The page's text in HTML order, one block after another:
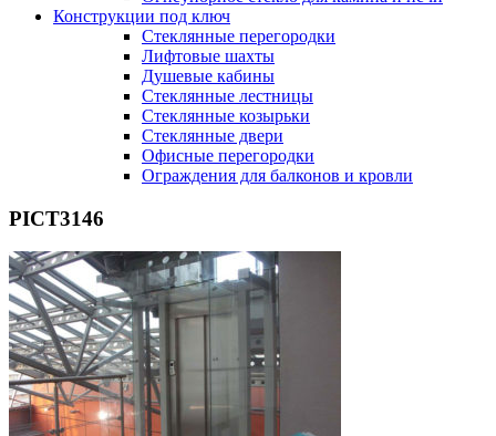
Конструкции под ключ
Стеклянные перегородки
Лифтовые шахты
Душевые кабины
Cтеклянные лестницы
Cтеклянные козырьки
Cтеклянные двери
Офисные перегородки
Ограждения для балконов и кровли
PICT3146